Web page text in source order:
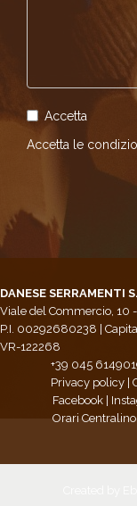
Accetta
Accetta le
DANESE SERRAMENTI
Viale del Commercio, 10
P.I. 00292680238 |
VR-122268
+39 045
Privacy policy
Facebook
Orari